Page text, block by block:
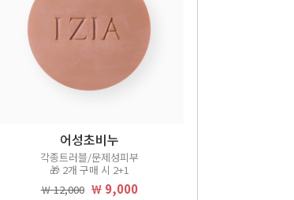
어성초비누
각종트러블/문제성피부
🎁 2개 구매 시 2+1
￦ 12,000 ￦ 9,000